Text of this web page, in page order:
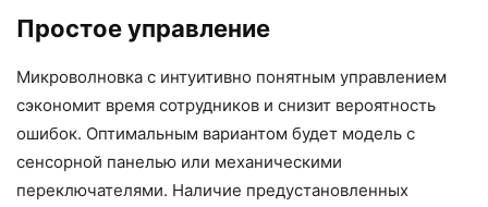
Простое управление
Микроволновка с интуитивно понятным управлением
сэкономит время сотрудников и снизит вероятность
ошибок. Оптимальным вариантом будет модель с
сенсорной панелью или механическими
переключателями. Наличие предустановленных